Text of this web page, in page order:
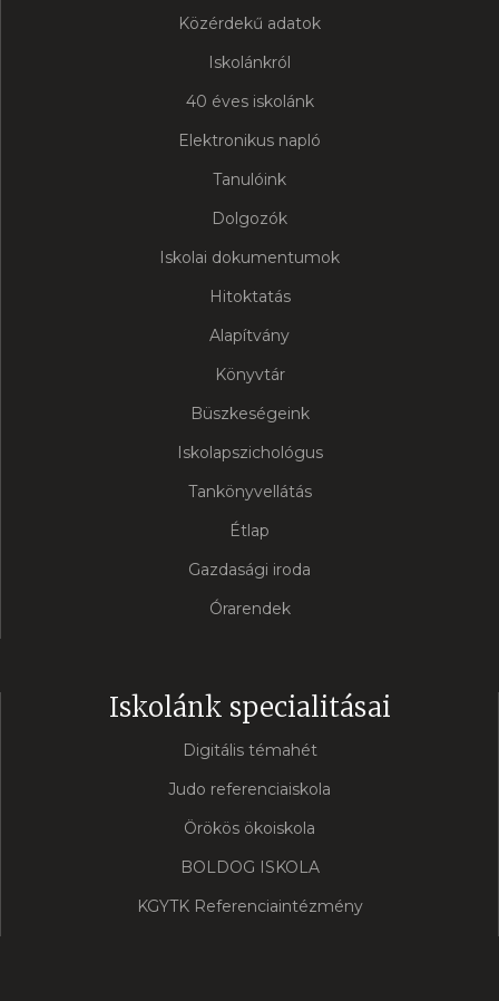
Közérdekű adatok
Iskolánkról
40 éves iskolánk
Elektronikus napló
Tanulóink
Dolgozók
Iskolai dokumentumok
Hitoktatás
Alapítvány
Könyvtár
Büszkeségeink
Iskolapszichológus
Tankönyvellátás
Étlap
Gazdasági iroda
Órarendek
Iskolánk specialitásai
Digitális témahét
Judo referenciaiskola
Örökös ökoiskola
BOLDOG ISKOLA
KGYTK Referenciaintézmény